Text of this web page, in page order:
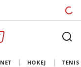
HOKEJ TENIS